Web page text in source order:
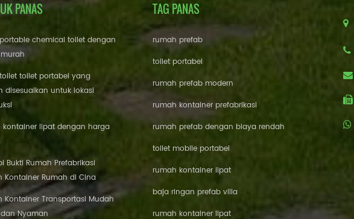
PANAS
chemical toilet dengan
toilet portabel yang
disesuaikan untuk lokasi
kontainer lipat dengan harga
Bukti Rumah Prefabrikasi
Kontainer Rumah di Cina
Kontainer Transportasi Mudah
Nyaman
TAG PANAS
rumah prefab
toilet portabel
rumah prefab modern
rumah kontainer prefabrikasi
rumah prefab dengan biaya rendah
toilet mobile portabel
rumah kontainer lipat
baja ringan prefab villa
rumah kontainer lipat